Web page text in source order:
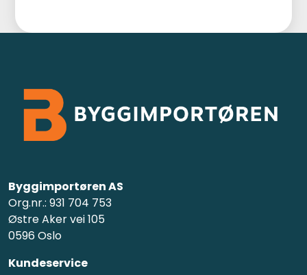
Byggimportøren AS
Org.nr.: 931 704 753
Østre Aker vei 105
0596 Oslo
Kundeservice